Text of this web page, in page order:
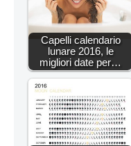
Capelli calendario
lunare 2016, le
migliori date per…